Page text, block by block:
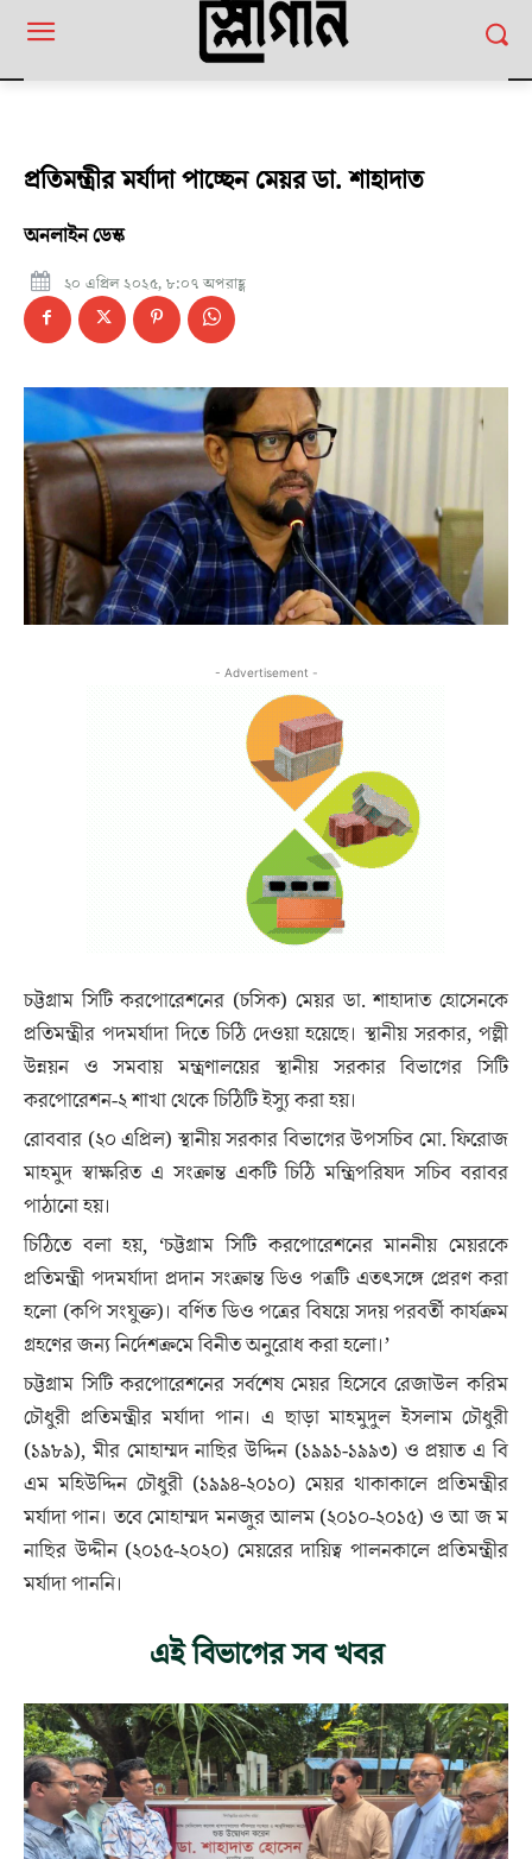
প্রতিমন্ত্রীর মর্যাদা পাচ্ছেন মেয়র ডা. শাহাদাত
অনলাইন ডেস্ক
২০ এপ্রিল ২০২৫, ৮:০৭ অপরাহ্ণ
- Advertisement -
চট্টগ্রাম সিটি করপোরেশনের (চসিক) মেয়র ডা. শাহাদাত হোসেনকে
প্রতিমন্ত্রীর পদমর্যাদা দিতে চিঠি দেওয়া হয়েছে। স্থানীয় সরকার, পল্লী
উন্নয়ন ও সমবায় মন্ত্রণালয়ের স্থানীয় সরকার বিভাগের সিটি
করপোরেশন-২ শাখা থেকে চিঠিটি ইস্যু করা হয়।
রোববার (২০ এপ্রিল) স্থানীয় সরকার বিভাগের উপসচিব মো. ফিরোজ
মাহমুদ স্বাক্ষরিত এ সংক্রান্ত একটি চিঠি মন্ত্রিপরিষদ সচিব বরাবর
পাঠানো হয়।
চিঠিতে বলা হয়, ‘চট্টগ্রাম সিটি করপোরেশনের মাননীয় মেয়রকে
প্রতিমন্ত্রী পদমর্যাদা প্রদান সংক্রান্ত ডিও পত্রটি এতৎসঙ্গে প্রেরণ করা
হলো (কপি সংযুক্ত)। বর্ণিত ডিও পত্রের বিষয়ে সদয় পরবর্তী কার্যক্রম
গ্রহণের জন্য নির্দেশক্রমে বিনীত অনুরোধ করা হলো।’
চট্টগ্রাম সিটি করপোরেশনের সর্বশেষ মেয়র হিসেবে রেজাউল করিম
চৌধুরী প্রতিমন্ত্রীর মর্যাদা পান। এ ছাড়া মাহমুদুল ইসলাম চৌধুরী
(১৯৮৯), মীর মোহাম্মদ নাছির উদ্দিন (১৯৯১-১৯৯৩) ও প্রয়াত এ বি
এম মহিউদ্দিন চৌধুরী (১৯৯৪-২০১০) মেয়র থাকাকালে প্রতিমন্ত্রীর
মর্যাদা পান। তবে মোহাম্মদ মনজুর আলম (২০১০-২০১৫) ও আ জ ম
নাছির উদ্দীন (২০১৫-২০২০) মেয়রের দায়িত্ব পালনকালে প্রতিমন্ত্রীর
মর্যাদা পাননি।
এই বিভাগের সব খবর